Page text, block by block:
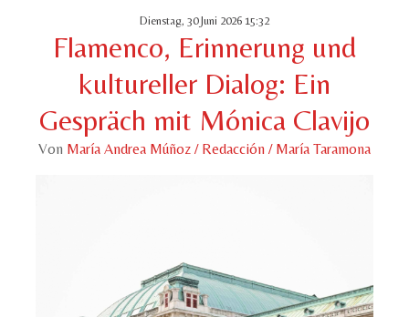
Dienstag, 30 Juni 2026 15:32
Flamenco, Erinnerung und
kultureller Dialog: Ein
Gespräch mit Mónica Clavijo
Von María Andrea Múñoz / Redacción / María Taramona